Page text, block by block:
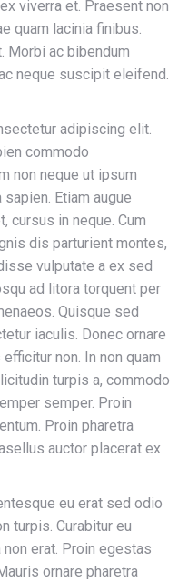
viverra et. Praesent non
quam lacinia finibus.
Morbi ac bibendum
neque suscipit eleifend.
adipiscing elit.
commodo
non neque ut ipsum
Etiam augue
cursus in neque. Cum
dis parturient montes,
vulputate a ex sed
ad litora torquent per
Quisque sed
iaculis. Donec ornare
non. In non quam
turpis a, commodo
semper. Proin
Proin pharetra
auctor placerat ex
eu erat sed odio
turpis. Curabitur eu
erat. Proin egestas
ornare pharetra